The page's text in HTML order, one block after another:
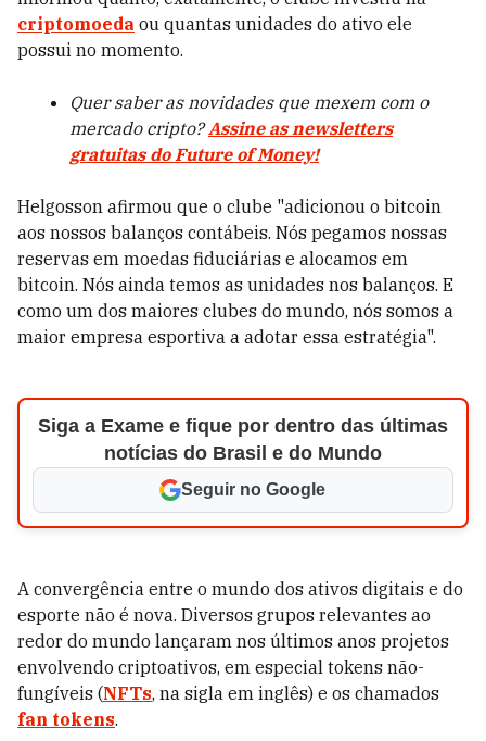
criptomoeda ou quantas unidades do ativo ele
possui no momento.
Quer saber as novidades que mexem com o
mercado cripto?Assine as newsletters
gratuitas do Future of Money!
Helgosson afirmou que o clube "adicionou o bitcoin
aos nossos balanços contábeis. Nós pegamos nossas
reservas em moedas fiduciárias e alocamos em
bitcoin. Nós ainda temos as unidades nos balanços. E
como um dos maiores clubes do mundo, nós somos a
maior empresa esportiva a adotar essa estratégia".
Siga a Exame e fique por dentro das últimas
notícias do Brasil e do Mundo
Seguir no Google
A convergência entre o mundo dos ativos digitais e do
esporte não é nova. Diversos grupos relevantes ao
redor do mundo lançaram nos últimos anos projetos
envolvendo criptoativos, em especial tokens não-
fungíveis (NFTs, na sigla em inglês) e os chamados
fan tokens.